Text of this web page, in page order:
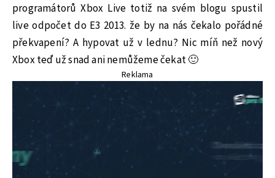
programátorů Xbox Live totiž na svém blogu spustil
live odpočet do E3 2013. že by na nás čekalo pořádné
překvapení? A hypovat už v lednu? Nic míň než nový
Xbox teď už snad ani nemůžeme čekat 🙂
Reklama